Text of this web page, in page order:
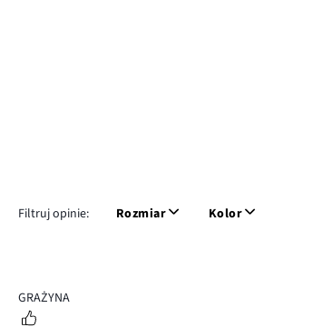
Filtruj opinie: Rozmiar Kolor
5
GRAŻYNA